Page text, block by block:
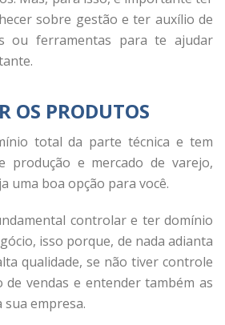
sobre gestão e ter auxílio de
ou ferramentas para te ajudar
OS PRODUTOS
total da parte técnica e tem
produção e mercado de varejo,
uma boa opção para você.
controlar e ter domínio
isso porque, de nada adianta
qualidade, se não tiver controle
vendas e entender também as
sua empresa.